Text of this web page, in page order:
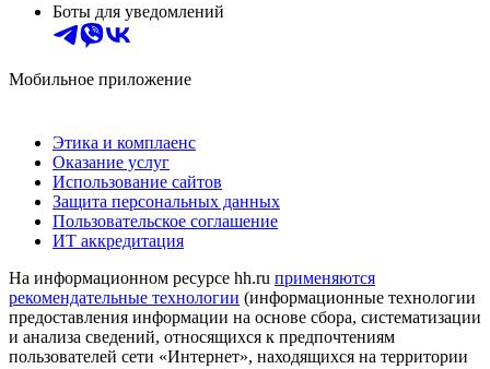
Боты для уведомлений
Мобильное приложение
Этика и комплаенс
Оказание услуг
Использование сайтов
Защита персональных данных
Пользовательское соглашение
ИТ аккредитация
На информационном ресурсе hh.ru применяются
рекомендательные технологии (информационные технологии
предоставления информации на основе сбора, систематизации
и анализа сведений, относящихся к предпочтениям
пользователей сети «Интернет», находящихся на территории